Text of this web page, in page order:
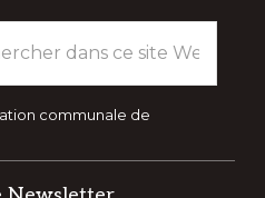
communale de